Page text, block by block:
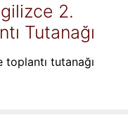
2.
Tutanağı
tutanağı